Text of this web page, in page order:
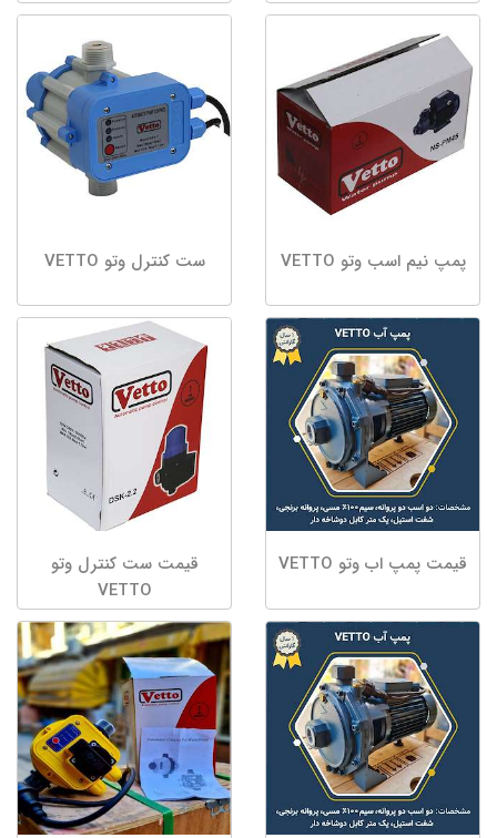
پمپ نیم اسب وتو VETTO ست کنترل وتو VETTO
قیمت پمپ اب وتو VETTO
قیمت ست کنترل وتو
VETTO